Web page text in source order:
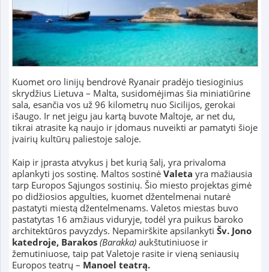
Kuomet oro linijų bendrovė Ryanair pradėjo tiesioginius
skrydžius Lietuva – Malta, susidomėjimas šia miniatiūrine
sala, esančia vos už 96 kilometrų nuo Sicilijos, gerokai
išaugo. Ir net jeigu jau kartą buvote Maltoje, ar net du,
tikrai atrasite ką naujo ir įdomaus nuveikti ar pamatyti šioje
įvairių kultūrų paliestoje saloje.
Kaip ir įprasta atvykus į bet kurią šalį, yra privaloma
aplankyti jos sostinę. Maltos sostinė Valeta yra mažiausia
tarp Europos Sąjungos sostinių. Šio miesto projektas gimė
po didžiosios apgulties, kuomet džentelmenai nutarė
pastatyti miestą džentelmenams. Valetos miestas buvo
pastatytas 16 amžiaus viduryje, todėl yra puikus baroko
architektūros pavyzdys. Nepamirškite apsilankyti Šv. Jono
katedroje, Barakos (Barakka)aukštutiniuose ir
žemutiniuose, taip pat Valetoje rasite ir vieną seniausių
Europos teatrų – Manoel teatrą.